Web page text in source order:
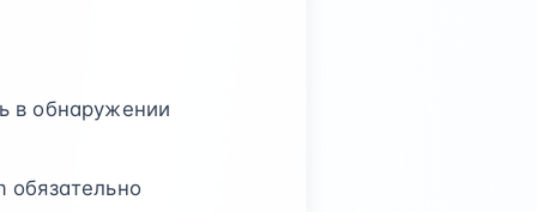
в обнаружении
обязательно